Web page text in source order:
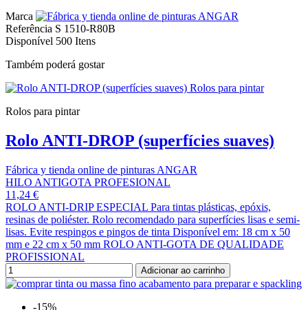
Marca
Referência S 1510-R80B
Disponível 500 Itens
Também poderá gostar
Rolos para pintar
Rolo ANTI-DROP (superfícies suaves)
Fábrica y tienda online de pinturas ANGAR
HILO ANTIGOTA PROFESIONAL
11,24 €
ROLO ANTI-DRIP ESPECIAL Para tintas plásticas, epóxis,
resinas de poliéster. Rolo recomendado para superfícies lisas e semi-
lisas. Evite respingos e pingos de tinta Disponível em: 18 cm x 50
mm e 22 cm x 50 mm ROLO ANTI-GOTA DE QUALIDADE
PROFISSIONAL
Adicionar ao carrinho
-15%